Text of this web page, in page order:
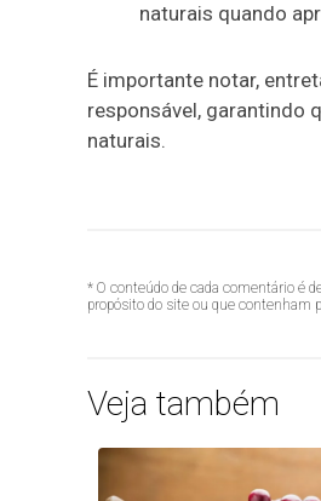
naturais quando
É importante notar,
responsável, garantindo
naturais.
* O conteúdo de cada comentário é
propósito do site ou que contenham
Veja também